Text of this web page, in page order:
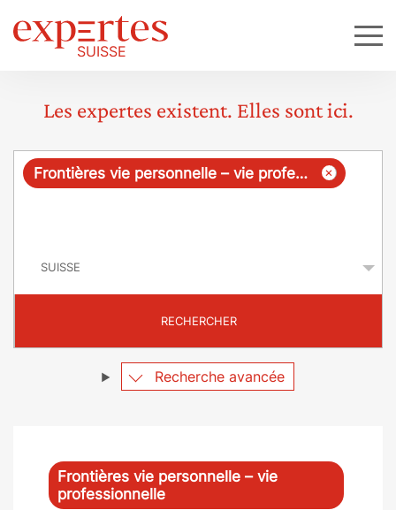
Les expertes existent. Elles sont ici.
R
ê
e
×
Frontières vie personnelle – vie professionnelle
RECHERCHER
Recherche avancée
Frontières vie personnelle – vie
professionnelle